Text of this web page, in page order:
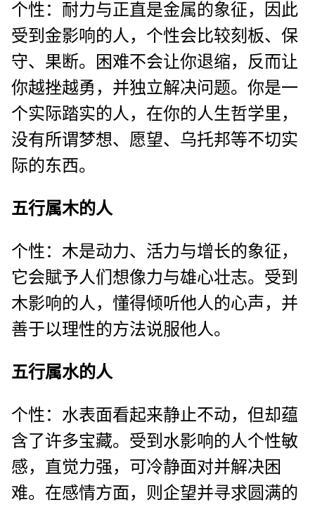
个性：耐力与正直是金属的象征，因此
受到金影响的人，个性会比较刻板、保
守、果断。困难不会让你退缩，反而让
你越挫越勇，并独立解决问题。你是一
个实际踏实的人，在你的人生哲学里，
没有所谓梦想、愿望、乌托邦等不切实
际的东西。
五行属木的人
个性：木是动力、活力与增长的象征，
它会賦予人们想像力与雄心壮志。受到
木影响的人，懂得倾听他人的心声，并
善于以理性的方法说服他人。
五行属水的人
个性：水表面看起来静止不动，但却蕴
含了许多宝藏。受到水影响的人个性敏
感，直觉力强，可冷静面对并解决困
难。在感情方面，则企望并寻求圆满的